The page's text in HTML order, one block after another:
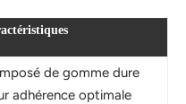
de gomme dure
adhérence optimale